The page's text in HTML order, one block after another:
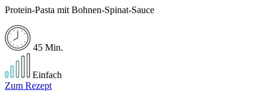
Protein-Pasta mit Bohnen-Spinat-Sauce
45 Min.
Einfach
Zum Rezept